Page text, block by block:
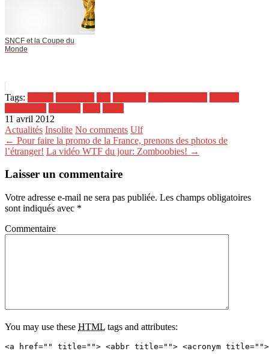
SNCF et la Coupe du
Monde
Tags:
11 avril 2012
Actualités Insolite No comments Ulf
← Pour faire la promo de la France, prenons des photos de
l’étranger! La vidéo WTF du jour: Zomboobies! →
Laisser un commentaire
Votre adresse e-mail ne sera pas publiée. Les champs obligatoires
sont indiqués avec *
Commentaire
You may use these HTML tags and attributes:
<a href="" title=""> <abbr title=""> <acronym title="">